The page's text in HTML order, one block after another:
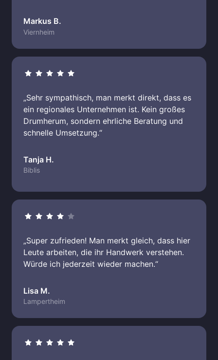
Markus B.
Viernheim
„Sehr sympathisch, man merkt direkt, dass es
ein regionales Unternehmen ist. Kein großes
Drumherum, sondern ehrliche Beratung und
schnelle Umsetzung.“
Tanja H.
Biblis
„Super zufrieden! Man merkt gleich, dass hier
Leute arbeiten, die ihr Handwerk verstehen.
Würde ich jederzeit wieder machen.“
Lisa M.
Lampertheim